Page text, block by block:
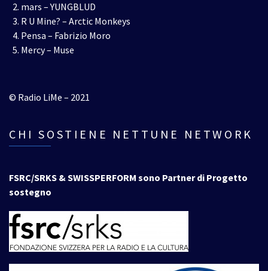
mars – YUNGBLUD
R U Mine? – Arctic Monkeys
Pensa – Fabrizio Moro
Mercy – Muse
© Radio LiMe – 2021
CHI SOSTIENE NETTUNE NETWORK
FSRC/SRKS & SWISSPERFORM sono Partner di Progetto
sostegno